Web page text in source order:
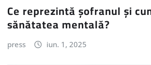
Ce reprezintă șofranul și
sănătatea mentală?
press iun. 1, 2025